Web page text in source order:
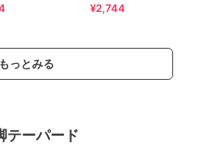
¥2,744
もっとみる
テーパード